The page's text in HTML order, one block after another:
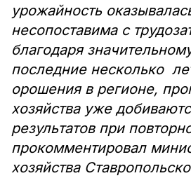
урожайность
несопоставима с
благодаря
последние несколько
орошения в регионе,
хозяйства уже
результатов при
прокомментировал
хозяйства